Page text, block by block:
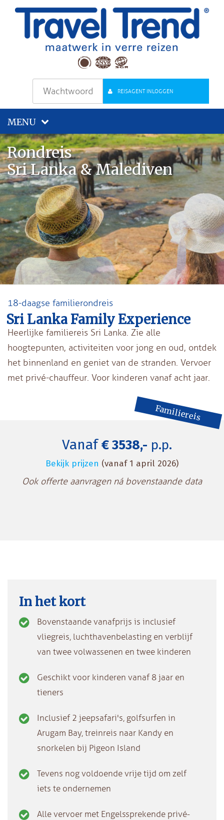
REISAGENT INLOGGEN
MENU
Rondreis
Sri Lanka & Malediven
18-daagse familierondreis
Sri Lanka Family Experience
Heerlijke familiereis Sri Lanka. Zie alle
hoogtepunten, activiteiten voor jong en oud, ontdek
het binnenland en geniet van de stranden. Vervoer
met privé-chauffeur. Voor kinderen vanaf acht jaar.
Familiereis
Vanaf€ 3538,- p.p.
Bekijk prijzen (vanaf 1 april 2026)
Ook offerte aanvragen ná bovenstaande data
In het kort
Bovenstaande vanafprijs is inclusief
vliegreis, luchthavenbelasting en verblijf
van twee volwassenen en twee kinderen
Geschikt voor kinderen vanaf 8 jaar en
tieners
Inclusief 2 jeepsafari's, golfsurfen in
Arugam Bay, treinreis naar Kandy en
snorkelen bij Pigeon Island
Tevens nog voldoende vrije tijd om zelf
iets te ondernemen
Alle vervoer met Engelssprekende privé-